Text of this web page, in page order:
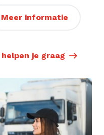
Meer informatie
je graag